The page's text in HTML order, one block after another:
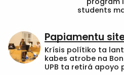
students
Papiamentu
Krísis polítiko ta
kabes atrobe na
UPB ta retirá apoyo